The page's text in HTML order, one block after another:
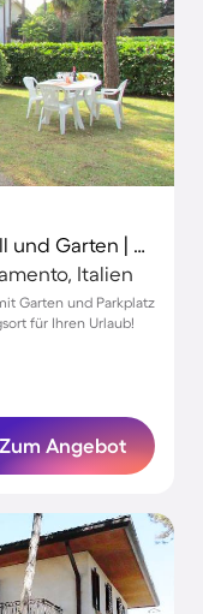
Familienorientierte Villa mit Grill und Garten | Gartenblick | Hunde erlaubt
Italien
Garten und Parkplatz
für Ihren Urlaub!
Zum Angebot